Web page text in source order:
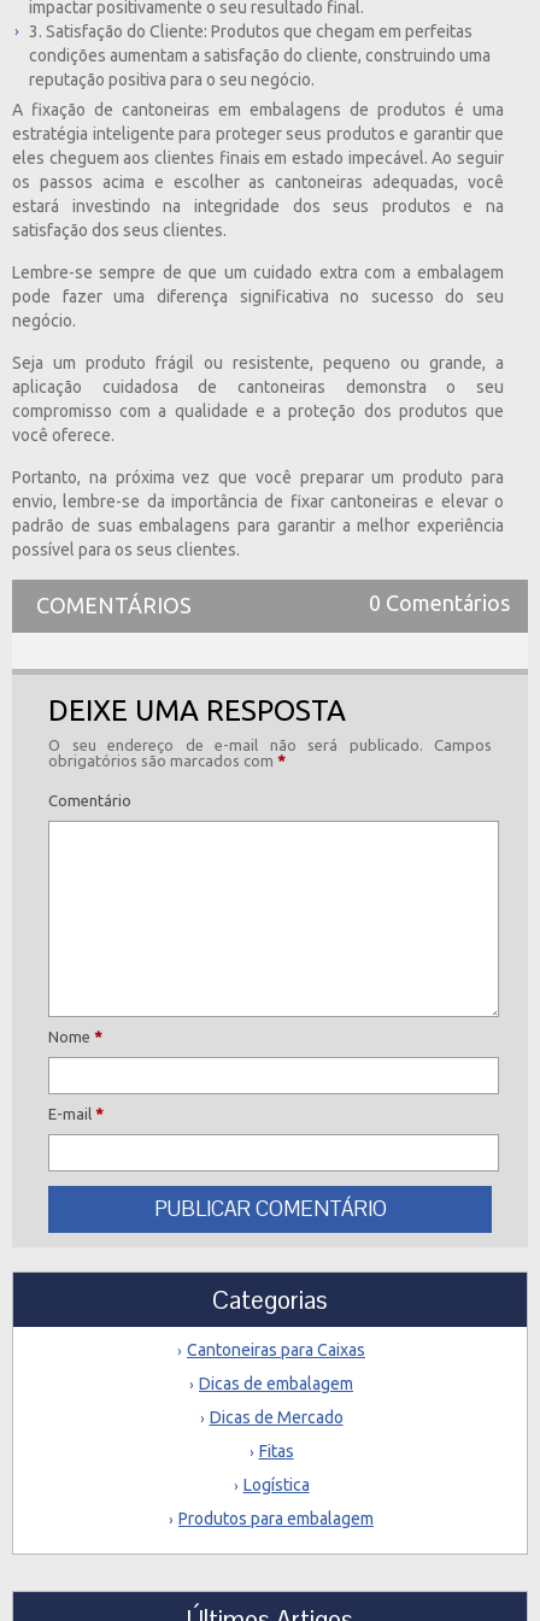
impactar positivamente o seu resultado final.
3. Satisfação do Cliente: Produtos que chegam em perfeitas
condições aumentam a satisfação do cliente, construindo uma
reputação positiva para o seu negócio.
A fixação de cantoneiras em embalagens de produtos é uma
estratégia inteligente para proteger seus produtos e garantir que
eles cheguem aos clientes finais em estado impecável. Ao seguir
os passos acima e escolher as cantoneiras adequadas, você
estará investindo na integridade dos seus produtos e na
satisfação dos seus clientes.
Lembre-se sempre de que um cuidado extra com a embalagem
pode fazer uma diferença significativa no sucesso do seu
negócio.
Seja um produto frágil ou resistente, pequeno ou grande, a
aplicação cuidadosa de cantoneiras demonstra o seu
compromisso com a qualidade e a proteção dos produtos que
você oferece.
Portanto, na próxima vez que você preparar um produto para
envio, lembre-se da importância de fixar cantoneiras e elevar o
padrão de suas embalagens para garantir a melhor experiência
possível para os seus clientes.
COMENTÁRIOS 0 Comentários
DEIXE UMA RESPOSTA
O seu endereço de e-mail não será publicado. Campos
obrigatórios são marcados com *
Comentário
Nome *
E-mail *
Categorias
Cantoneiras para Caixas
Dicas de embalagem
Dicas de Mercado
Fitas
Logística
Produtos para embalagem